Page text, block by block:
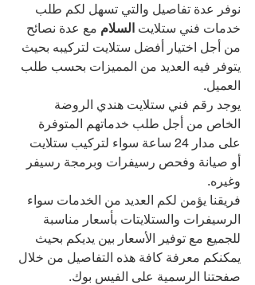
نوفر عدة تفاصيل والتي تسهل لكم طلب
خدمات فني ستلايت السلام مع عدة نصائح
من أجل اختيار أفضل ستلايت لتركيبه بحيث
يتوفر فيه العديد من المميزات بحسب طلب
العميل.
يوجد رقم فني ستلايت هندي الروضة
الخاص من أجل طلب خدماتهم المتوفرة
على مدار 24 ساعة سواء لتركيب ستلايت
أو صيانة وفحص رسيفرات وبرمجة رسيفر
وغيره.
فريقنا يؤمن لكم العديد من الخدمات سواء
الرسيفرات والستلايتات بأسعار مناسبة
للجميع مع توفير الأسعار بين يديكم بحيث
يمكنكم معرفة كافة هذه التفاصيل من خلال
صفحتنا الرسمية على الفيس بوك.